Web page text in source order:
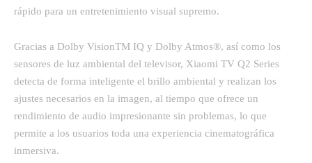
rápido para un entretenimiento visual supremo.
Gracias a Dolby VisionTM IQ y Dolby Atmos®, así como los
sensores de luz ambiental del televisor, Xiaomi TV Q2 Series
detecta de forma inteligente el brillo ambiental y realizan los
ajustes necesarios en la imagen, al tiempo que ofrece un
rendimiento de audio impresionante sin problemas, lo que
permite a los usuarios toda una experiencia cinematográfica
inmersiva.